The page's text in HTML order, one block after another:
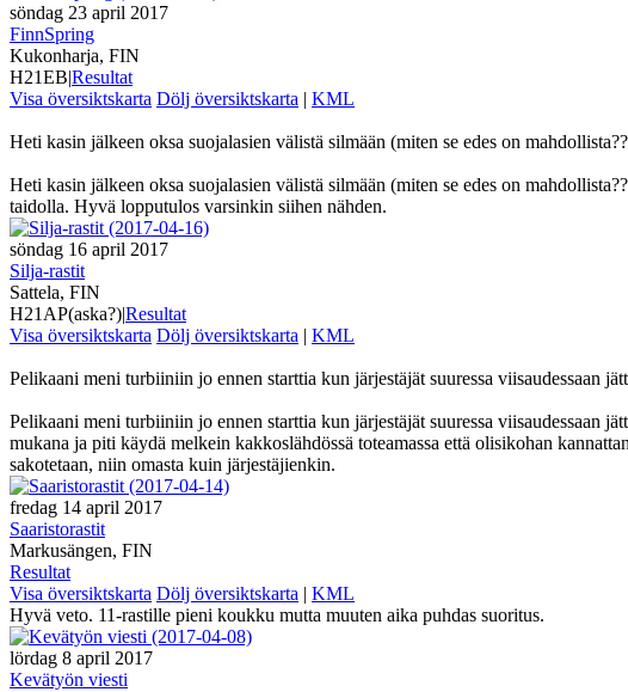
söndag 23 april 2017
FinnSpring
Kukonharja, FIN
H21EB|Resultat
Visa översiktskarta Dölj översiktskarta | KML
Heti kasin jälkeen oksa suojalasien välistä silmään (miten se edes on
Heti kasin jälkeen oksa suojalasien välistä silmään (miten se edes on
taidolla. Hyvä lopputulos varsinkin siihen nähden.
söndag 16 april 2017
Silja-rastit
Sattela, FIN
H21AP(aska?)|Resultat
Visa översiktskarta Dölj översiktskarta | KML
Pelikaani meni turbiiniin jo ennen starttia kun järjestäjät suuressa viisaudessaan
Pelikaani meni turbiiniin jo ennen starttia kun järjestäjät suuressa viisaudessaan
mukana ja piti käydä melkein kakkoslähdössä toteamassa että olisikohan
sakotetaan, niin omasta kuin järjestäjienkin.
fredag 14 april 2017
Saaristorastit
Markusängen, FIN
Resultat
Visa översiktskarta Dölj översiktskarta | KML
Hyvä veto. 11-rastille pieni koukku mutta muuten aika puhdas suoritus.
lördag 8 april 2017
Kevätyön viesti